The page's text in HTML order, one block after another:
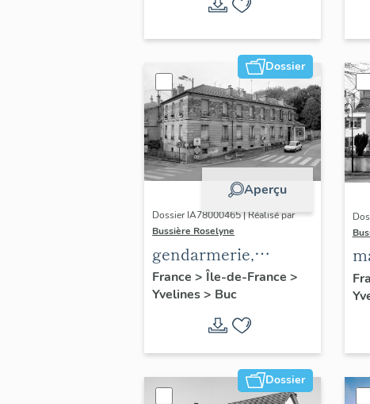
Dossier
Aperçu
Dossier IA78000465 | Réalisé par
Bussière Roselyne
gendarmerie,
actuellement
immeuble
France > Île-de-France >
Yvelines> Buc
Dossier